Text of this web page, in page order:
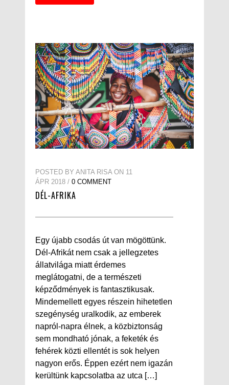
POSTED BY ANITA RISA ON 11
ÁPR 2018 / 0 COMMENT
DÉL-AFRIKA
Egy újabb csodás út van mögöttünk.
Dél-Afrikát nem csak a jellegzetes
állatvilága miatt érdemes
meglátogatni, de a természeti
képződmények is fantasztikusak.
Mindemellett egyes részein hihetetlen
szegénység uralkodik, az emberek
napról-napra élnek, a közbiztonság
sem mondható jónak, a feketék és
fehérek közti ellentét is sok helyen
nagyon erős. Éppen ezért nem igazán
kerültünk kapcsolatba az utca […]